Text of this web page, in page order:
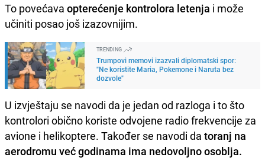
To povećava opterećenje kontrolora letenja i može
učiniti posao još izazovnijim.
TRENDING
Trumpovi memovi izazvali diplomatski spor:
"Ne koristite Maria, Pokemone i Naruta bez
dozvole"
U izvještaju se navodi da je jedan od razloga i to što
kontrolori obično koriste odvojene radio frekvencije za
avione i helikoptere. Također se navodi da toranj na
aerodromu već godinama ima nedovoljno osoblja.